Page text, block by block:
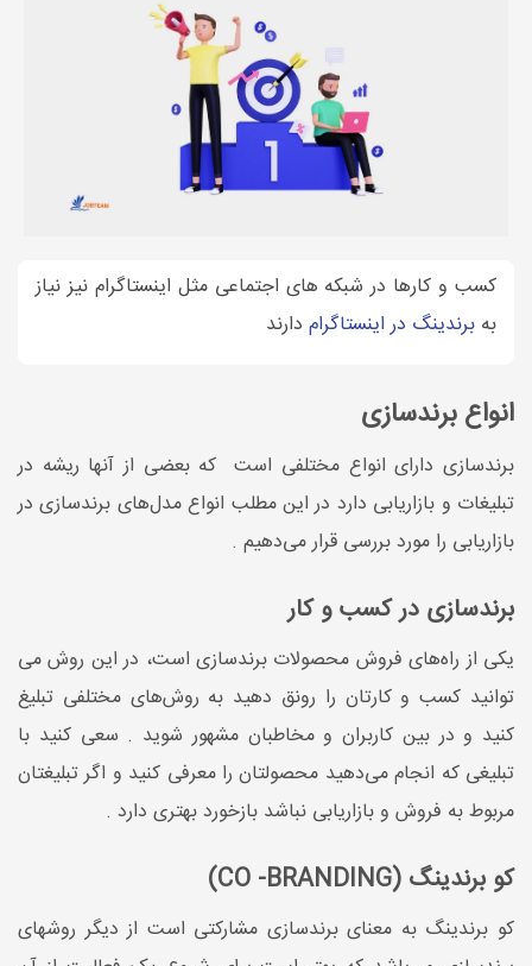
کسب و کارها در شبکه های اجتماعی مثل اینستاگرام نیز نیاز
به برندینگ در اینستاگرام دارند
انواع برندسازی
برندسازی دارای انواع مختلفی است که بعضی از آنها ریشه در
تبلیغات و بازاریابی دارد در این مطلب انواع مدل­‌های برندسازی در
بازاریابی را مورد بررسی قرار می­‌دهیم .
برندسازی در کسب و کار
یکی از راه­‌های فروش محصولات برندسازی است، در این روش می­‌
توانید کسب و کارتان را رونق دهید به روش‌­های مختلفی تبلیغ
کنید و در بین کاربران و مخاطبان مشهور شوید . سعی کنید با
تبلیغی که انجام می­‌دهید محصولتان را معرفی کنید و اگر تبلیغتان
مربوط به فروش و بازاریابی نباشد بازخورد بهتری دارد .
کو برندینگ (CO -BRANDING)
کو برندینگ به معنای برندسازی مشارکتی است از دیگر روش­های